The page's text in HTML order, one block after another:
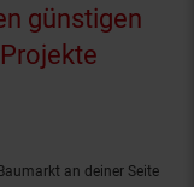
günstigen
an deiner Seite